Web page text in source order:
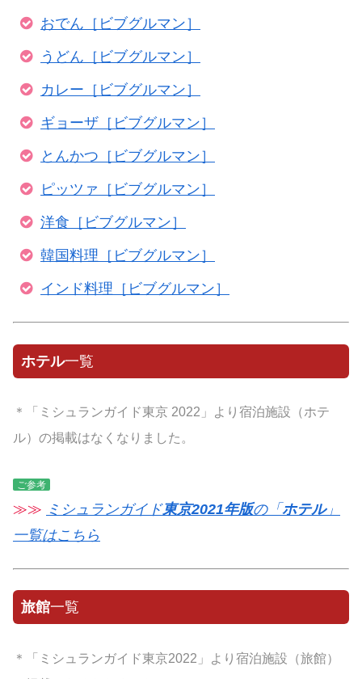
おでん［ビブグルマン］
うどん［ビブグルマン］
カレー［ビブグルマン］
ギョーザ［ビブグルマン］
とんかつ［ビブグルマン］
ピッツァ［ビブグルマン］
洋食［ビブグルマン］
韓国料理［ビブグルマン］
インド料理［ビブグルマン］
ホテル一覧
＊「ミシュランガイド東京 2022」より宿泊施設（ホテ
ル）の掲載はなくなりました。
ご参考
≫≫ ミシュランガイド東京2021年版の「ホテル」
一覧はこちら
旅館一覧
＊「ミシュランガイド東京2022」より宿泊施設（旅館）